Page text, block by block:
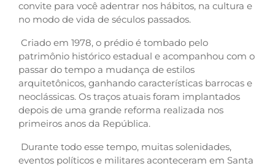
convite para você adentrar nos hábitos, na cultura e
no modo de vida de séculos passados.
Criado em 1978, o prédio é tombado pelo
patrimônio histórico estadual e acompanhou com o
passar do tempo a mudança de estilos
arquitetônicos, ganhando características barrocas e
neoclássicas. Os traços atuais foram implantados
depois de uma grande reforma realizada nos
primeiros anos da República.
Durante todo esse tempo, muitas solenidades,
eventos políticos e militares aconteceram em Santa